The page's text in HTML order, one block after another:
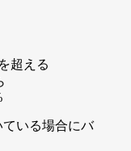
超える
ている場合にバ